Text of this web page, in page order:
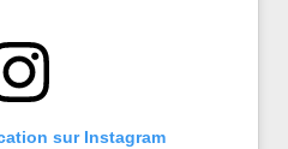
sur Instagram